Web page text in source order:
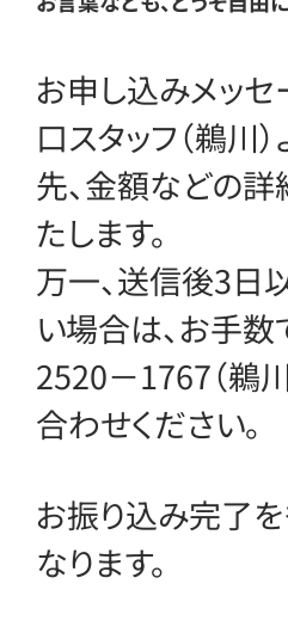
お申し込みメッセ
口スタッフ（鵜川
先、金額などの
たします。
万一、送信後3日
い場合は、お手数
2520－1767（鵜
合わせください。
お振り込み完了
なります。